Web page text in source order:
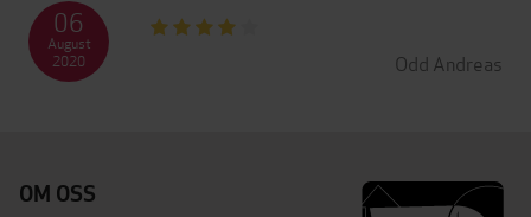
Odd Andreas
06
August
2020
OM OSS